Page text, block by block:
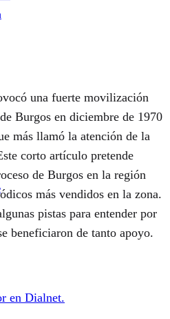
una fuerte movilización
Burgos en diciembre de 1970
más llamó la atención de la
corto artículo pretende
de Burgos en la región
más vendidos en la zona.
pistas para entender por
beneficiaron de tanto apoyo.
en Dialnet.